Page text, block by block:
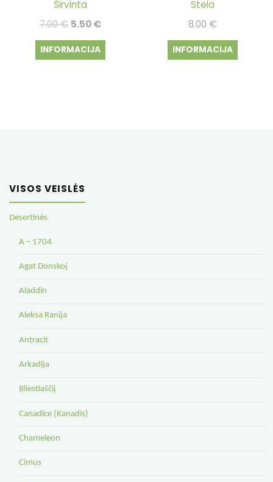
Širvinta
7.00€ Original
price
was:
5.50€Current
price
is:
INFORMACIJA
Stela
8.00 €
INFORMACIJA
VISOS VEISLĖS
Desertinės
A – 1704
Agat Donskoj
Aladdin
Aleksa Ranija
Antracit
Arkadija
Bliestiaščij
Canadice (Kanadis)
Chameleon
Cimus